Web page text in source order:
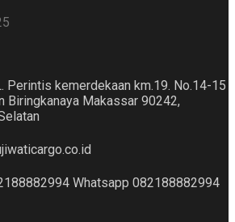
Perintis kemerdekaan km.19. No.14-15
Biringkanaya Makassar 90242,
Whatsapp 082188882994